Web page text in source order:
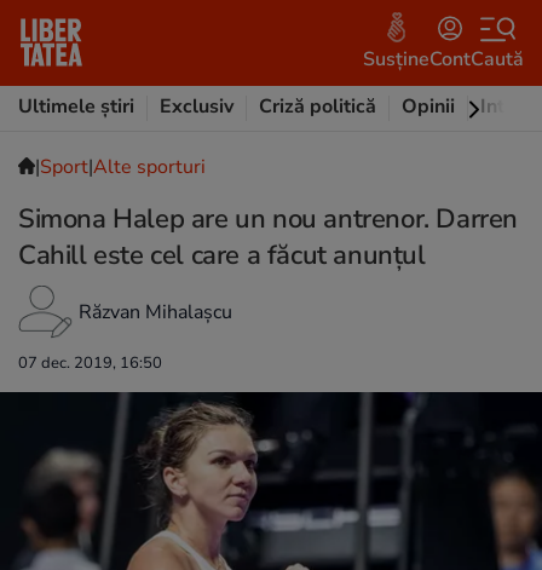
SusțineContCaută
Ultimele știri
Exclusiv Criză politică Opinii
|Sport|Alte sporturi
Simona Halep are un nou antrenor. Darren
Cahill este cel care a făcut anunțul
Răzvan Mihalașcu
07 dec. 2019, 16:50